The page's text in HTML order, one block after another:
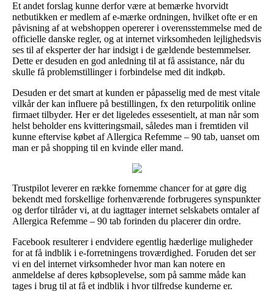
Et andet forslag kunne derfor være at bemærke hvorvidt
netbutikken er medlem af e-mærke ordningen, hvilket ofte er en
påvisning af at webshoppen opererer i overensstemmelse med de
officielle danske regler, og at internet virksomheden lejlighedsvis
ses til af eksperter der har indsigt i de gældende bestemmelser.
Dette er desuden en god anledning til at få assistance, når du
skulle få problemstillinger i forbindelse med dit indkøb.
Desuden er det smart at kunden er påpasselig med de mest vitale
vilkår der kan influere på bestillingen, fx den returpolitik online
firmaet tilbyder. Her er det ligeledes essesentielt, at man når som
helst beholder ens kvitteringsmail, således man i fremtiden vil
kunne eftervise købet af Allergica Refemme – 90 tab, uanset om
man er på shopping til en kvinde eller mand.
Trustpilot leverer en række fornemme chancer for at gøre dig
bekendt med forskellige forhenværende forbrugeres synspunkter
og derfor tilråder vi, at du iagttager internet selskabets omtaler af
Allergica Refemme – 90 tab forinden du placerer din ordre.
Facebook resulterer i endvidere egentlig hæderlige muligheder
for at få indblik i e-forretningens troværdighed. Foruden det ser
vi en del internet virksomheder hvor man kan notere en
anmeldelse af deres købsoplevelse, som på samme måde kan
tages i brug til at få et indblik i hvor tilfredse kunderne er.